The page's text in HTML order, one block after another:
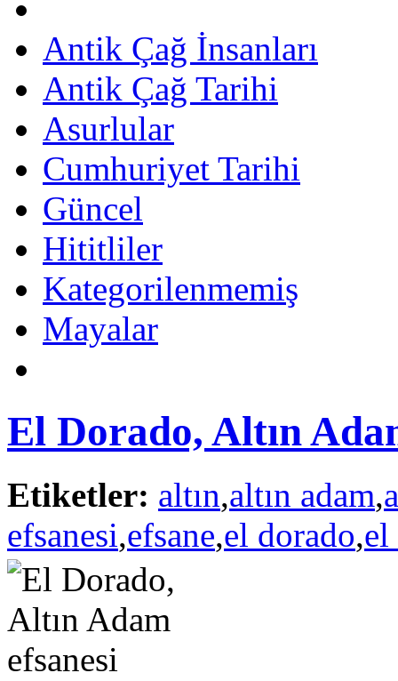
Antik Çağ İnsanları
Antik Çağ Tarihi
Asurlular
Cumhuriyet Tarihi
Güncel
Hititliler
Kategorilenmemiş
Mayalar
El Dorado, Altın
Etiketler: altın,altın adam,
efsanesi,efsane,el dorado,el